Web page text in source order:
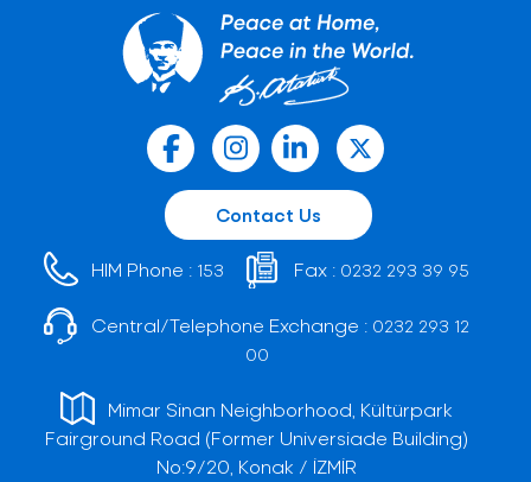
Contact Us
HIM Phone : 153 Fax : 0232 293 39 95
Central/Telephone Exchange : 0232 293 12
00
Mimar Sinan Neighborhood, Kültürpark
Fairground Road (Former Universiade Building)
No:9/20, Konak / İZMİR